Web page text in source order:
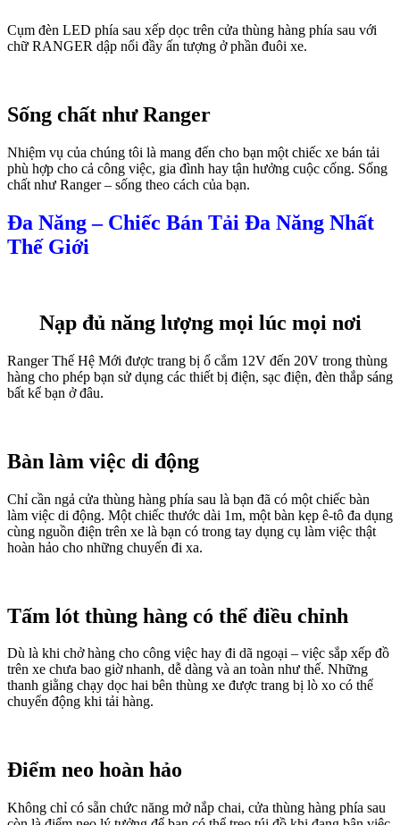
Cụm đèn LED phía sau xếp dọc trên cửa thùng hàng phía sau với
chữ RANGER dập nổi đầy ấn tượng ở phần đuôi xe.
Sống chất như Ranger
Nhiệm vụ của chúng tôi là mang đến cho bạn một chiếc xe bán tải
phù hợp cho cả công việc, gia đình hay tận hưởng cuộc cống. Sống
chất như Ranger – sống theo cách của bạn.
Đa Năng – Chiếc Bán Tải Đa Năng Nhất
Thế Giới
Nạp đủ năng lượng mọi lúc mọi nơi
Ranger Thế Hệ Mới được trang bị ổ cắm 12V đến 20V trong thùng
hàng cho phép bạn sử dụng các thiết bị điện, sạc điện, đèn thắp sáng
bất kể bạn ở đâu.
Bàn làm việc di động
Chỉ cần ngả cửa thùng hàng phía sau là bạn đã có một chiếc bàn
làm việc di động. Một chiếc thước dài 1m, một bàn kẹp ê-tô đa dụng
cùng nguồn điện trên xe là bạn có trong tay dụng cụ làm việc thật
hoàn hảo cho những chuyến đi xa.
Tấm lót thùng hàng có thể điều chỉnh
Dù là khi chở hàng cho công việc hay đi dã ngoại – việc sắp xếp đồ
trên xe chưa bao giờ nhanh, dễ dàng và an toàn như thế. Những
thanh giằng chạy dọc hai bên thùng xe được trang bị lò xo có thể
chuyển động khi tải hàng.
Điểm neo hoàn hảo
Không chỉ có sẵn chức năng mở nắp chai, cửa thùng hàng phía sau